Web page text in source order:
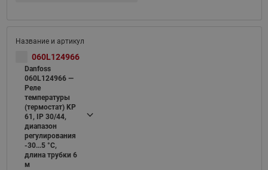
060L124966
Danfoss
060L124966 —
Реле
температуры
(термостат) KP
61, IP 30/44,
диапазон
регулирования
-30...5 °C,
длина трубки 6
м